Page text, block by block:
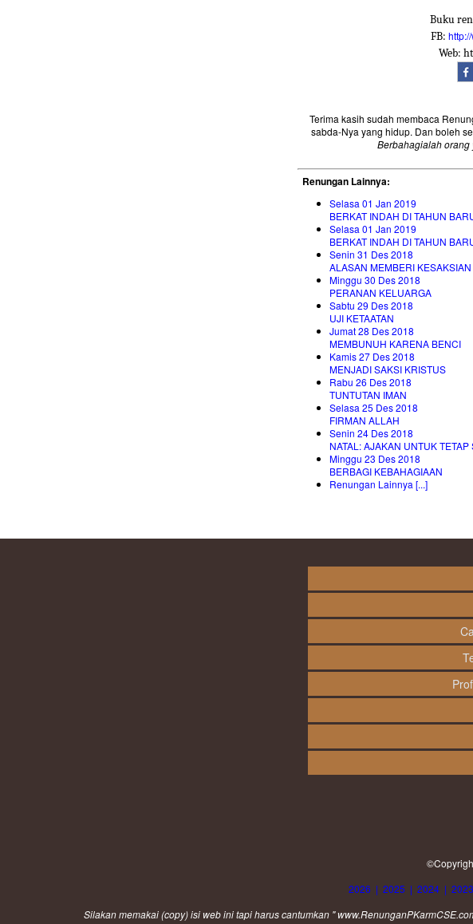
Buku
FB:
Web:
Terima kasih sudah membaca
sabda-Nya yang hidup. Dan boleh
Berbahagialah orang
Renungan Lainnya:
Selasa 01 Jan 2019
BERKAT INDAH DI TAHUN
Selasa 01 Jan 2019
BERKAT INDAH DI TAHUN
Senin 31 Des 2018
ALASAN MEMBERI KESAKSIAN
Minggu 30 Des 2018
PERANAN KELUARGA
Sabtu 29 Des 2018
UJI KETAATAN
Jumat 28 Des 2018
MEMBUNUH KARENA BENCI
Kamis 27 Des 2018
MENJADI SAKSI KRISTUS
Rabu 26 Des 2018
TUNTUTAN IMAN
Selasa 25 Des 2018
FIRMAN ALLAH
Senin 24 Des 2018
NATAL: AJAKAN UNTUK TETAP
Minggu 23 Des 2018
BERBAGI KEBAHAGIAAN
Renungan Lainnya [...]
2026 | 2025 | 2024 | 2023
Silakan memakai (copy) isi web ini tapi harus cantumkan "